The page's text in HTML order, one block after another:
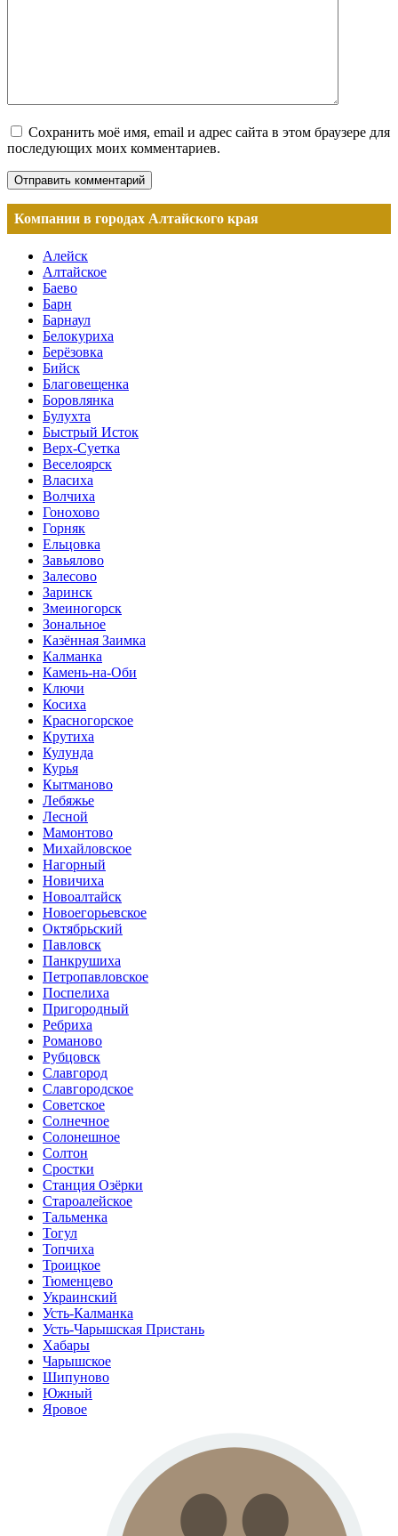
Сохранить моё имя, email и адрес сайта в этом браузере для
последующих моих комментариев.
Компании в городах Алтайского края
Алейск
Алтайское
Баево
Барн
Барнаул
Белокуриха
Берёзовка
Бийск
Благовещенка
Боровлянка
Булухта
Быстрый Исток
Верх-Суетка
Веселоярск
Власиха
Волчиха
Гонохово
Горняк
Ельцовка
Завьялово
Залесово
Заринск
Змеиногорск
Зональное
Казённая Заимка
Калманка
Камень-на-Оби
Ключи
Косиха
Красногорское
Крутиха
Кулунда
Курья
Кытманово
Лебяжье
Лесной
Мамонтово
Михайловское
Нагорный
Новичиха
Новоалтайск
Новоегорьевское
Октябрьский
Павловск
Панкрушиха
Петропавловское
Поспелиха
Пригородный
Ребриха
Романово
Рубцовск
Славгород
Славгородское
Советское
Солнечное
Солонешное
Солтон
Сростки
Станция Озёрки
Староалейское
Тальменка
Тогул
Топчиха
Троицкое
Тюменцево
Украинский
Усть-Калманка
Усть-Чарышская Пристань
Хабары
Чарышское
Шипуново
Южный
Яровое